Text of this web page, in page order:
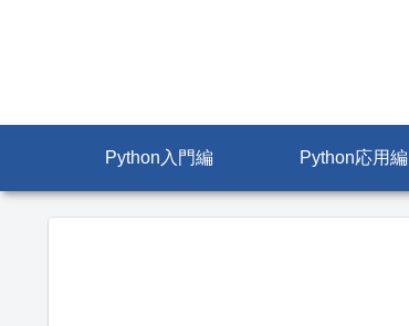
Python入門編 Python応用編